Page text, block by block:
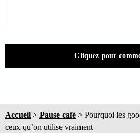
Cliquez pour
Accueil > Pause café > Pourquoi les
ceux qu’on utilise vraiment